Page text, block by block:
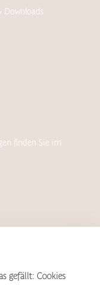
gefällt: Cookies
Downloads
finden Sie im